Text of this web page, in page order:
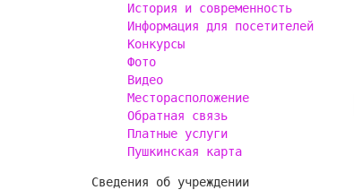
История и современность
Информация для посетителей
Конкурсы
Фото
Видео
Месторасположение
Обратная связь
Платные услуги
Пушкинская карта
Сведения об учреждении